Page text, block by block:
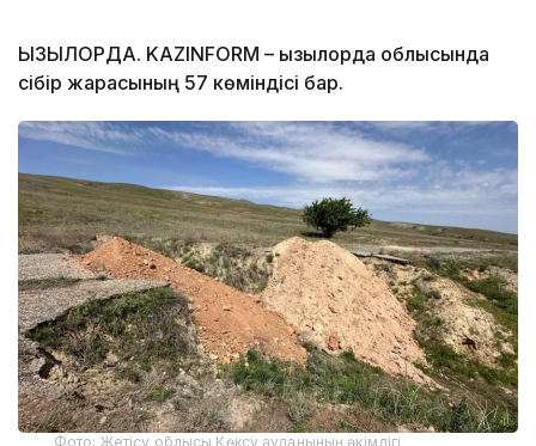
ҚЫЗЫЛОРДА. KAZINFORM – Қызылорда облысында
сібір жарасының 57 көміндісі бар.
Фото: Жетісу облысы Көксу ауданының әкімдігі